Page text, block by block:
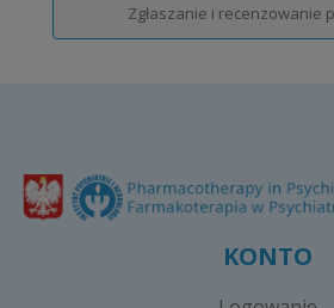
Zgłaszanie i recenzowanie
KONTO